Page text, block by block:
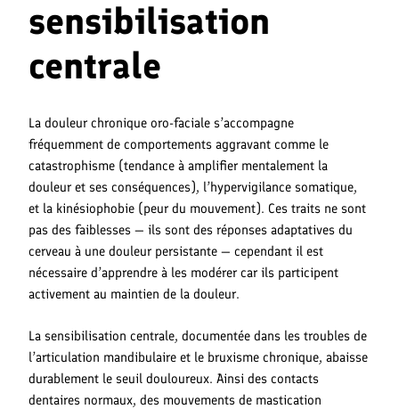
sensibilisation
centrale
La douleur chronique oro-faciale s’accompagne
fréquemment de comportements aggravant comme le
catastrophisme (tendance à amplifier mentalement la
douleur et ses conséquences), l’hypervigilance somatique,
et la kinésiophobie (peur du mouvement). Ces traits ne sont
pas des faiblesses — ils sont des réponses adaptatives du
cerveau à une douleur persistante — cependant il est
nécessaire d’apprendre à les modérer car ils participent
activement au maintien de la douleur.
La sensibilisation centrale, documentée dans les troubles de
l’articulation mandibulaire et le bruxisme chronique, abaisse
durablement le seuil douloureux. Ainsi des contacts
dentaires normaux, des mouvements de mastication